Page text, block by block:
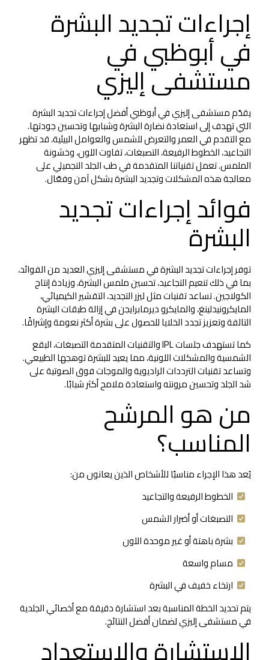
إجراءات تجديد البشرة
في أبوظبي في
مستشفى إليزي
يقدّم مستشفى إليزي في أبوظبي أفضل إجراءات تجديد البشرة
التي تهدف إلى استعادة نضارة البشرة وشبابها وتحسين جودتها.
مع التقدم في العمر والتعرض للشمس والعوامل البيئية، قد تظهر
التجاعيد، الخطوط الرفيعة، التصبغات، تفاوت اللون، وخشونة
الملمس. تعمل تقنياتنا المتقدمة في طب الجلد التجميلي على
معالجة هذه المشكلات وتجديد البشرة بشكل آمن وفعّال.
فوائد إجراءات تجديد
البشرة
توفر إجراءات تجديد البشرة في مستشفى إليزي العديد من الفوائد،
بما في ذلك تنعيم التجاعيد، تحسين ملمس البشرة، وزيادة إنتاج
الكولاجين. تساعد تقنيات مثل ليزر التجديد، التقشير الكيميائي،
المايكرونيدلينغ، والمايكرو ديرمابرايجن في إزالة طبقات البشرة
التالفة وتعزيز تجدد الخلايا للحصول على بشرة أكثر نعومة وإشراقًا.
كما تستهدف جلسات IPL والتقنيات المتقدمة التصبغات، البقع
الشمسية والمشكلات اللونية، مما يعيد للبشرة توهجها الطبيعي.
وتساعد تقنيات الترددات الراديوية والموجات فوق الصوتية على
شد الجلد وتحسين مرونته واستعادة ملامح أكثر شبابًا.
من هو المرشح
المناسب؟
يُعد هذا الإجراء مناسبًا للأشخاص الذين يعانون من:
الخطوط الرفيعة والتجاعيد
التصبغات أو أضرار الشمس
بشرة باهتة أو غير موحدة اللون
مسام واسعة
ارتخاء خفيف في البشرة
يتم تحديد الخطة المناسبة بعد استشارة دقيقة مع أخصائي الجلدية
في مستشفى إليزي لضمان أفضل النتائج.